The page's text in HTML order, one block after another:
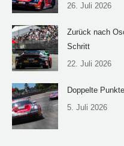
26. Juli 2026
Zurück nach
Schritt
22. Juli 2026
Doppelte
5. Juli 2026